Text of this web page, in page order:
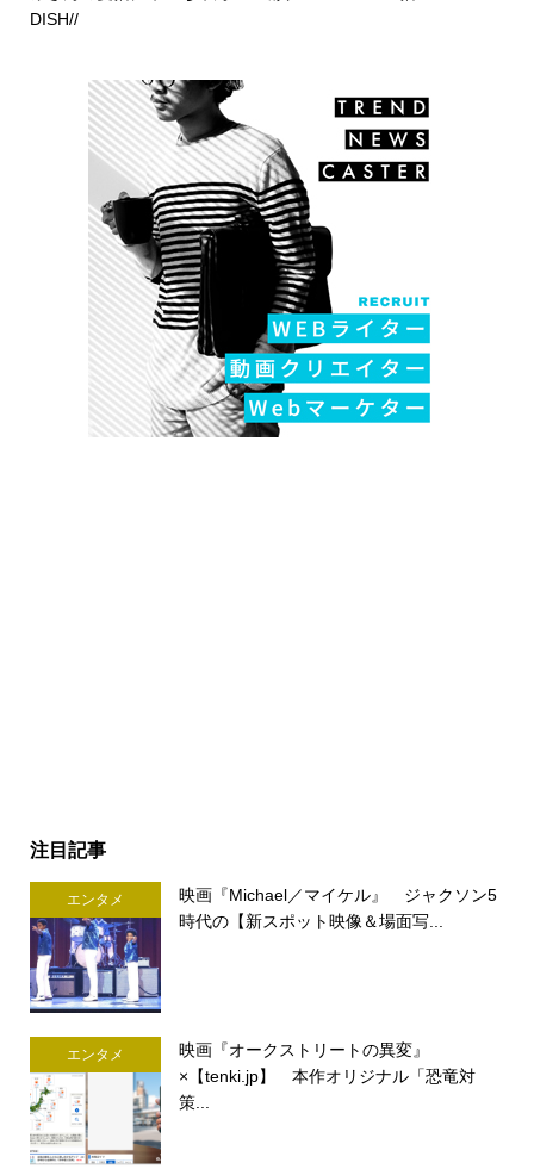
DISH//
注目記事
エンタメ
映画『Michael／マイケル』 ジャクソン5
時代の【新スポット映像＆場面写...
エンタメ
映画『オークストリートの異変』
×【tenki.jp】 本作オリジナル「恐竜対
策...